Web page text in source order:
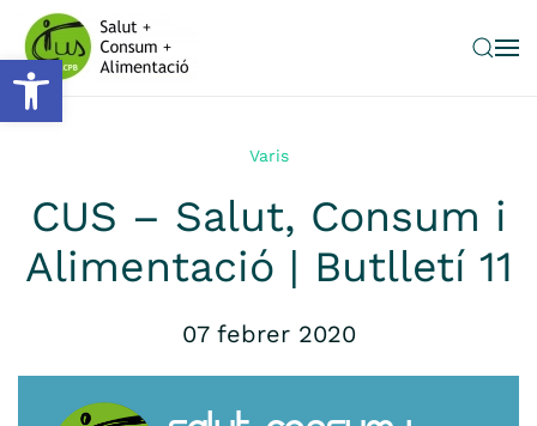
Obre la barra d'eines
Skip to main content
Varis
CUS – Salut, Consum i
Alimentació | Butlletí 11
07 febrer 2020